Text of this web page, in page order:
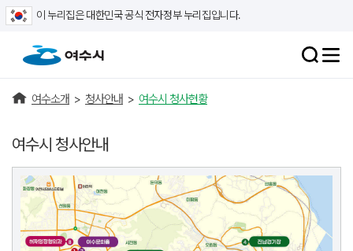
이 누리집은 대한민국 공식 전자정부 누리집입니다.
여수소개 > 청사안내 > 여수시 청사현황
여수시 청사안내